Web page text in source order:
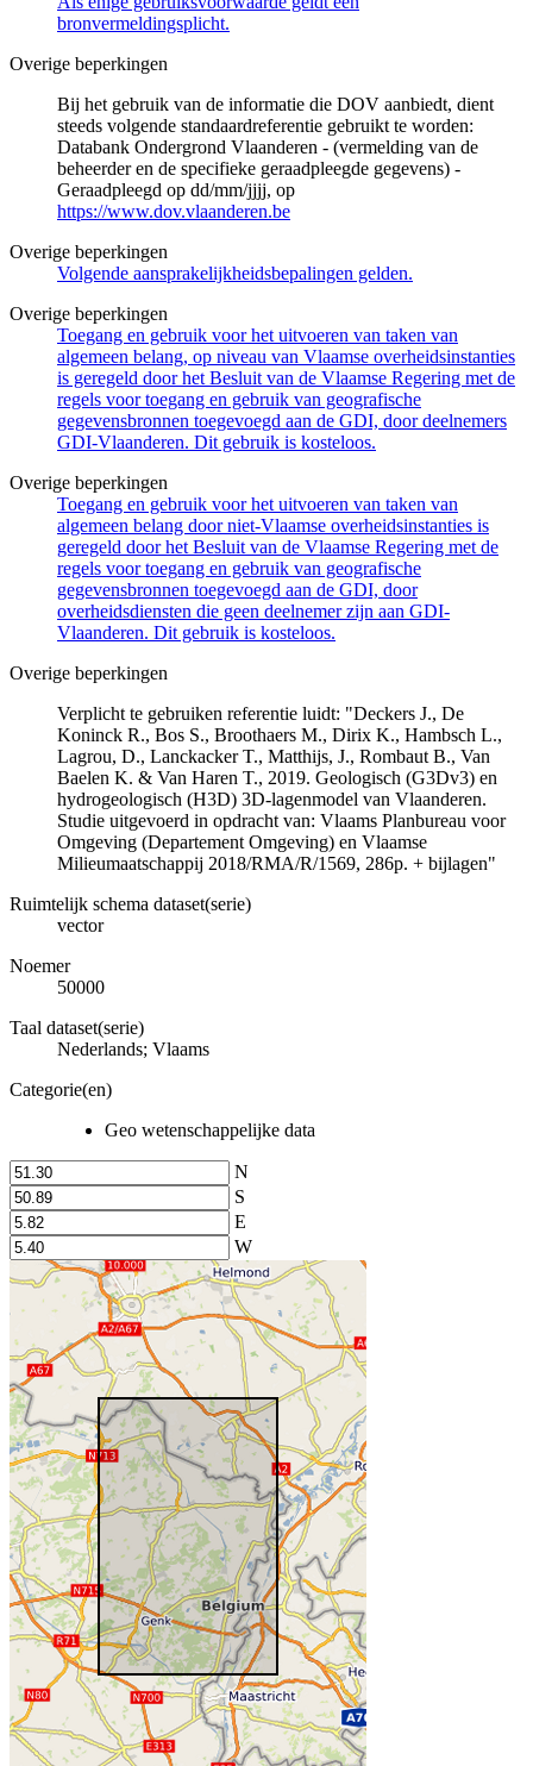
bronvermeldingsplicht.
Overige beperkingen
Bij het gebruik van de informatie die DOV aanbiedt, dient
steeds volgende standaardreferentie gebruikt te worden:
Databank Ondergrond Vlaanderen - (vermelding van de
beheerder en de specifieke geraadpleegde gegevens) -
Geraadpleegd op dd/mm/jjjj, op
https://www.dov.vlaanderen.be
Overige beperkingen
Volgende aansprakelijkheidsbepalingen gelden.
Overige beperkingen
Toegang en gebruik voor het uitvoeren van taken van
algemeen belang, op niveau van Vlaamse overheidsinstanties
is geregeld door het Besluit van de Vlaamse Regering met de
regels voor toegang en gebruik van geografische
gegevensbronnen toegevoegd aan de GDI, door deelnemers
GDI-Vlaanderen. Dit gebruik is kosteloos.
Overige beperkingen
Toegang en gebruik voor het uitvoeren van taken van
algemeen belang door niet-Vlaamse overheidsinstanties is
geregeld door het Besluit van de Vlaamse Regering met de
regels voor toegang en gebruik van geografische
gegevensbronnen toegevoegd aan de GDI, door
overheidsdiensten die geen deelnemer zijn aan GDI-
Vlaanderen. Dit gebruik is kosteloos.
Overige beperkingen
Verplicht te gebruiken referentie luidt: "Deckers J., De
Koninck R., Bos S., Broothaers M., Dirix K., Hambsch L.,
Lagrou, D., Lanckacker T., Matthijs, J., Rombaut B., Van
Baelen K. & Van Haren T., 2019. Geologisch (G3Dv3) en
hydrogeologisch (H3D) 3D-lagenmodel van Vlaanderen.
Studie uitgevoerd in opdracht van: Vlaams Planbureau voor
Omgeving (Departement Omgeving) en Vlaamse
Milieumaatschappij 2018/RMA/R/1569, 286p. + bijlagen"
Ruimtelijk schema dataset(serie)
vector
Noemer
50000
Taal dataset(serie)
Nederlands; Vlaams
Categorie(en)
Geo wetenschappelijke data
N
S
E
W